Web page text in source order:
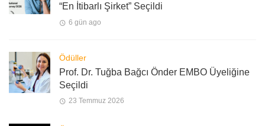
“En İtibarlı Şirket” Seçildi
6 gün ago
Ödüller
Prof. Dr. Tuğba Bağcı Önder EMBO Üyeliğine
Seçildi
23 Temmuz 2026